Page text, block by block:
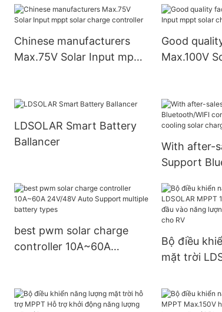
Chinese manufacturers
Max.75V Solar Input mppt
Good
Max.100V
LDSOLAR Smart Battery
Ballancer
With after-
Support
cooling
controller
best pwm solar charge
controller 10A~60A
Bộ điều
mặt trời
vào năng
pin lithium